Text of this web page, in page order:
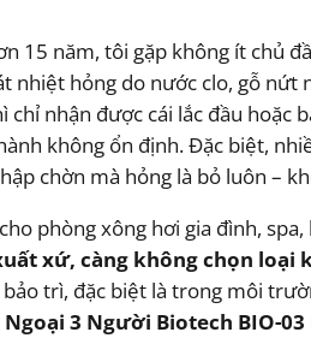
15 năm, tôi gặp không ít chủ
nhiệt hỏng do nước clo, gỗ
chỉ nhận được cái lắc đầu
không ổn định. Đặc biệt,
chờn mà hỏng là bỏ luôn –
phòng xông hơi gia đình,
xứ, càng không chọn loại
trì, đặc biệt là trong môi
3 Người Biotech BIO-